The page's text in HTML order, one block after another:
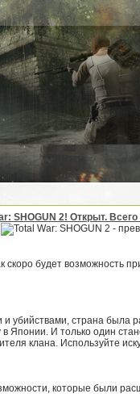
SHOGUN 2! Открыт. Всего
скоро будет возможность
страна была
в Японии. И только один
клана. Используйте
которые были